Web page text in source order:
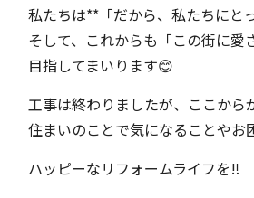
私たちは**「だから、私たちにと
そして、これからも「この街に
目指してまいります😊
工事は終わりましたが、ここから
住まいのことで気になることやお
ハッピーなリフォームライフを‼️